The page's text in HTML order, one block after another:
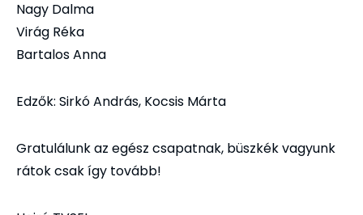
Nagy Dalma
Virág Réka
Bartalos Anna
Edzők: Sirkó András, Kocsis Márta
Gratulálunk az egész csapatnak, büszkék vagyunk
rátok csak így tovább!